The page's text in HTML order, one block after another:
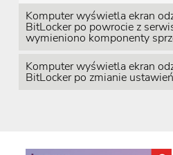
Komputer wyświetla ekran
BitLocker po powrocie z
wymieniono komponenty
Komputer wyświetla ekran
BitLocker po zmianie